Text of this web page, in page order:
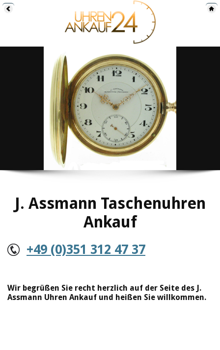
J. Assmann Taschenuhren
Ankauf
+49 (0)351 312 47 37
Wir begrüßen Sie recht herzlich auf der Seite des J.
Assmann Uhren Ankauf und heißen Sie willkommen.